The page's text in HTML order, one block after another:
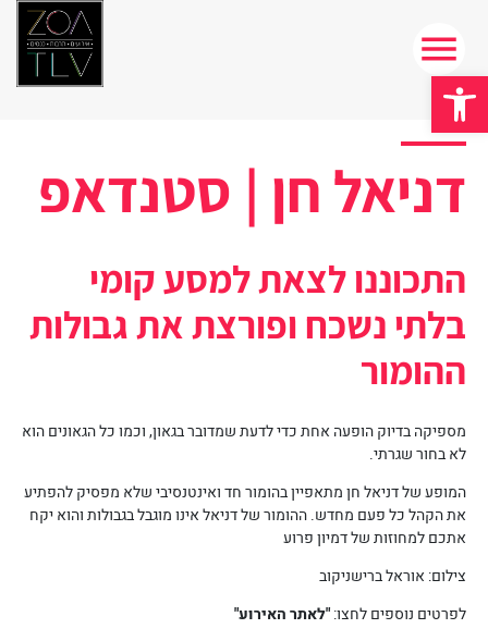
פתח סרגל נגישות
דניאל חן | סטנדאפ
התכוננו לצאת למסע קומי
בלתי נשכח ופורצת את גבולות
ההומור
מספיקה בדיוק הופעה אחת כדי לדעת שמדובר בגאון, וכמו כל הגאונים הוא
לא בחור שגרתי.
המופע של דניאל חן מתאפיין בהומור חד ואינטנסיבי שלא מפסיק להפתיע
את הקהל כל פעם מחדש. ההומור של דניאל אינו מוגבל בגבולות והוא יקח
אתכם למחוזות של דמיון פרוע
צילום: אוראל ברישניקוב
לפרטים נוספים לחצו:"לאתר האירוע"